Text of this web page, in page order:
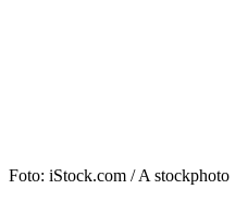
Foto: iStock.com / A stockphoto